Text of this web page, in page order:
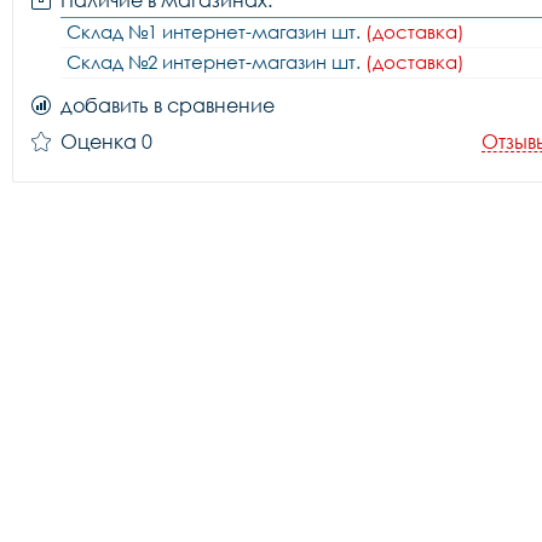
Склад №1 интернет-магазин шт. (доставка)
Склад №2 интернет-магазин шт. (доставка)
добавить в сравнение
Оценка 0